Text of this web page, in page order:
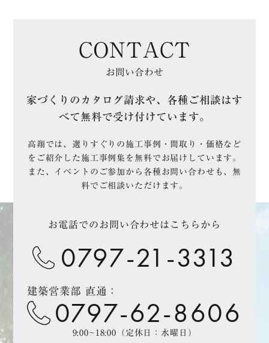
CONTACT
お問い合わせ
家づくりのカタログ請求や、各種ご相談はす
べて無料で受け付けています。
高翔では、選りすぐりの施工事例・間取り・価格など
をご紹介した施工事例集を無料でお届けしています。
また、イベントのご参加から各種お問い合わせも、無
料でご相談いただけます。
お電話でのお問い合わせはこちらから
0797-21-3313
建築営業部 直通：
0797-62-8606
9:00~18:00（定休日：水曜日）